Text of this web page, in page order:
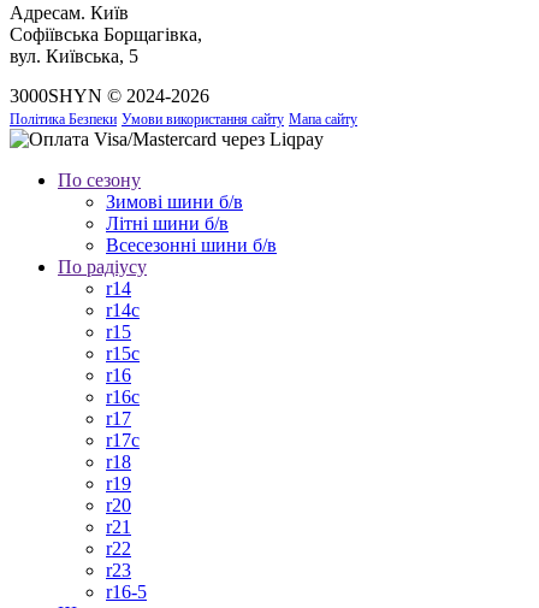
Адресам. Київ
Софіївська Борщагівка,
вул. Київська, 5
3000SHYN © 2024-2026
Політика Безпеки Умови використання сайту Мапа сайту
По сезону
Зимові шини б/в
Літні шини б/в
Всесезонні шини б/в
По радіусу
r14
r14c
r15
r15c
r16
r16c
r17
r17c
r18
r19
r20
r21
r22
r23
r16-5